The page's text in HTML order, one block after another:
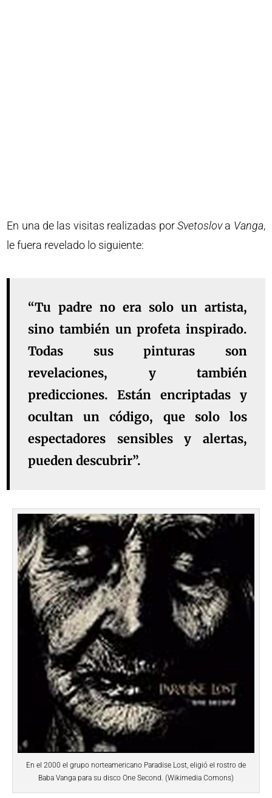
En una de las visitas realizadas porSvetoslova Vanga,
le fuera revelado lo siguiente:
“Tu padre no era solo un artista,
sino también un profeta inspirado.
Todas sus pinturas son
revelaciones, y también
predicciones. Están encriptadas y
ocultan un código, que solo los
espectadores sensibles y alertas,
pueden descubrir”.
En el 2000 el grupo norteamericano Paradise Lost, eligió el rostro de
Baba Vanga para su disco One Second. (Wikimedia Comons)